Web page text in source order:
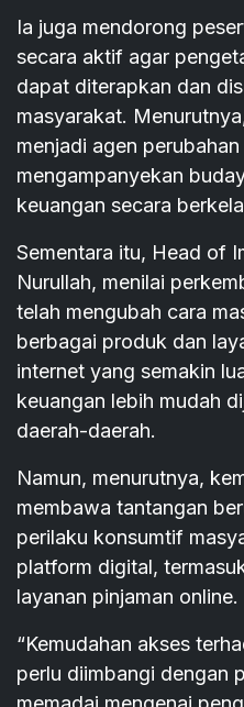
Ia juga mendorong
secara aktif agar
dapat diterapkan dan
masyarakat.
menjadi agen
mengampanyekan
keuangan secara
Sementara itu, Head of
Nurullah, menilai
telah mengubah cara
berbagai produk dan
internet yang semakin
keuangan lebih mudah
daerah-daerah.
Namun, menurutnya,
membawa tantangan
perilaku konsumtif
platform digital,
layanan pinjaman online.
“Kemudahan akses
perlu diimbangi dengan